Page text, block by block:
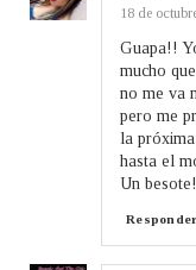
18 de
Guapa!!
mucho
no me va
pero me
la
hasta el
Un
Responder